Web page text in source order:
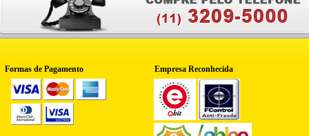
Formas de Pagamento Empresa Reconhecida